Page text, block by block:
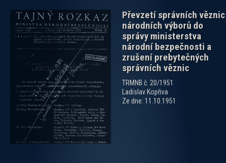
Převzetí správních věznic
národních výborů do
správy ministerstva
národní bezpečnosti a
zrušení prebytečných
správních věznic
TRMNB č. 20/1951
Ladislav Kopřiva
Ze dne: 11.10.1951
zobrazit PDF dokument